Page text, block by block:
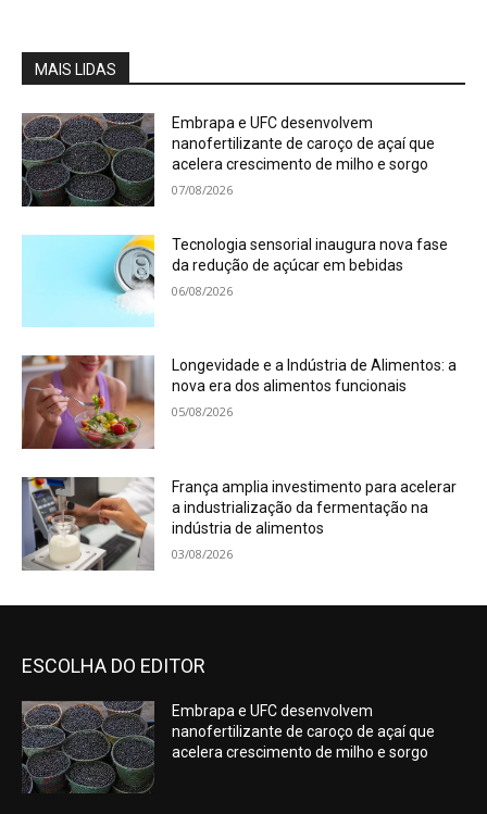
MAIS LIDAS
Embrapa e UFC desenvolvem
nanofertilizante de caroço de açaí que
acelera crescimento de milho e sorgo
07/08/2026
Tecnologia sensorial inaugura nova fase
da redução de açúcar em bebidas
06/08/2026
Longevidade e a Indústria de Alimentos: a
nova era dos alimentos funcionais
05/08/2026
França amplia investimento para acelerar
a industrialização da fermentação na
indústria de alimentos
03/08/2026
ESCOLHA DO EDITOR
Embrapa e UFC desenvolvem
nanofertilizante de caroço de açaí que
acelera crescimento de milho e sorgo